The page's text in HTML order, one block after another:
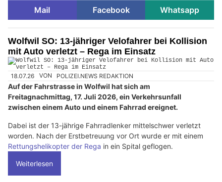
Mail
Facebook Whatsapp
Wolfwil SO: 13-jähriger Velofahrer bei Kollision
mit Auto verletzt – Rega im Einsatz
18.07.26 VON POLIZEI.NEWS REDAKTION
Auf der Fahrstrasse in Wolfwil hat sich am
Freitagnachmittag, 17. Juli 2026, ein Verkehrsunfall
zwischen einem Auto und einem Fahrrad ereignet.
Dabei ist der 13-jährige Fahrradlenker mittelschwer verletzt
worden. Nach der Erstbetreuung vor Ort wurde er mit einem
Rettungshelikopter der Rega in ein Spital geflogen.
Weiterlesen